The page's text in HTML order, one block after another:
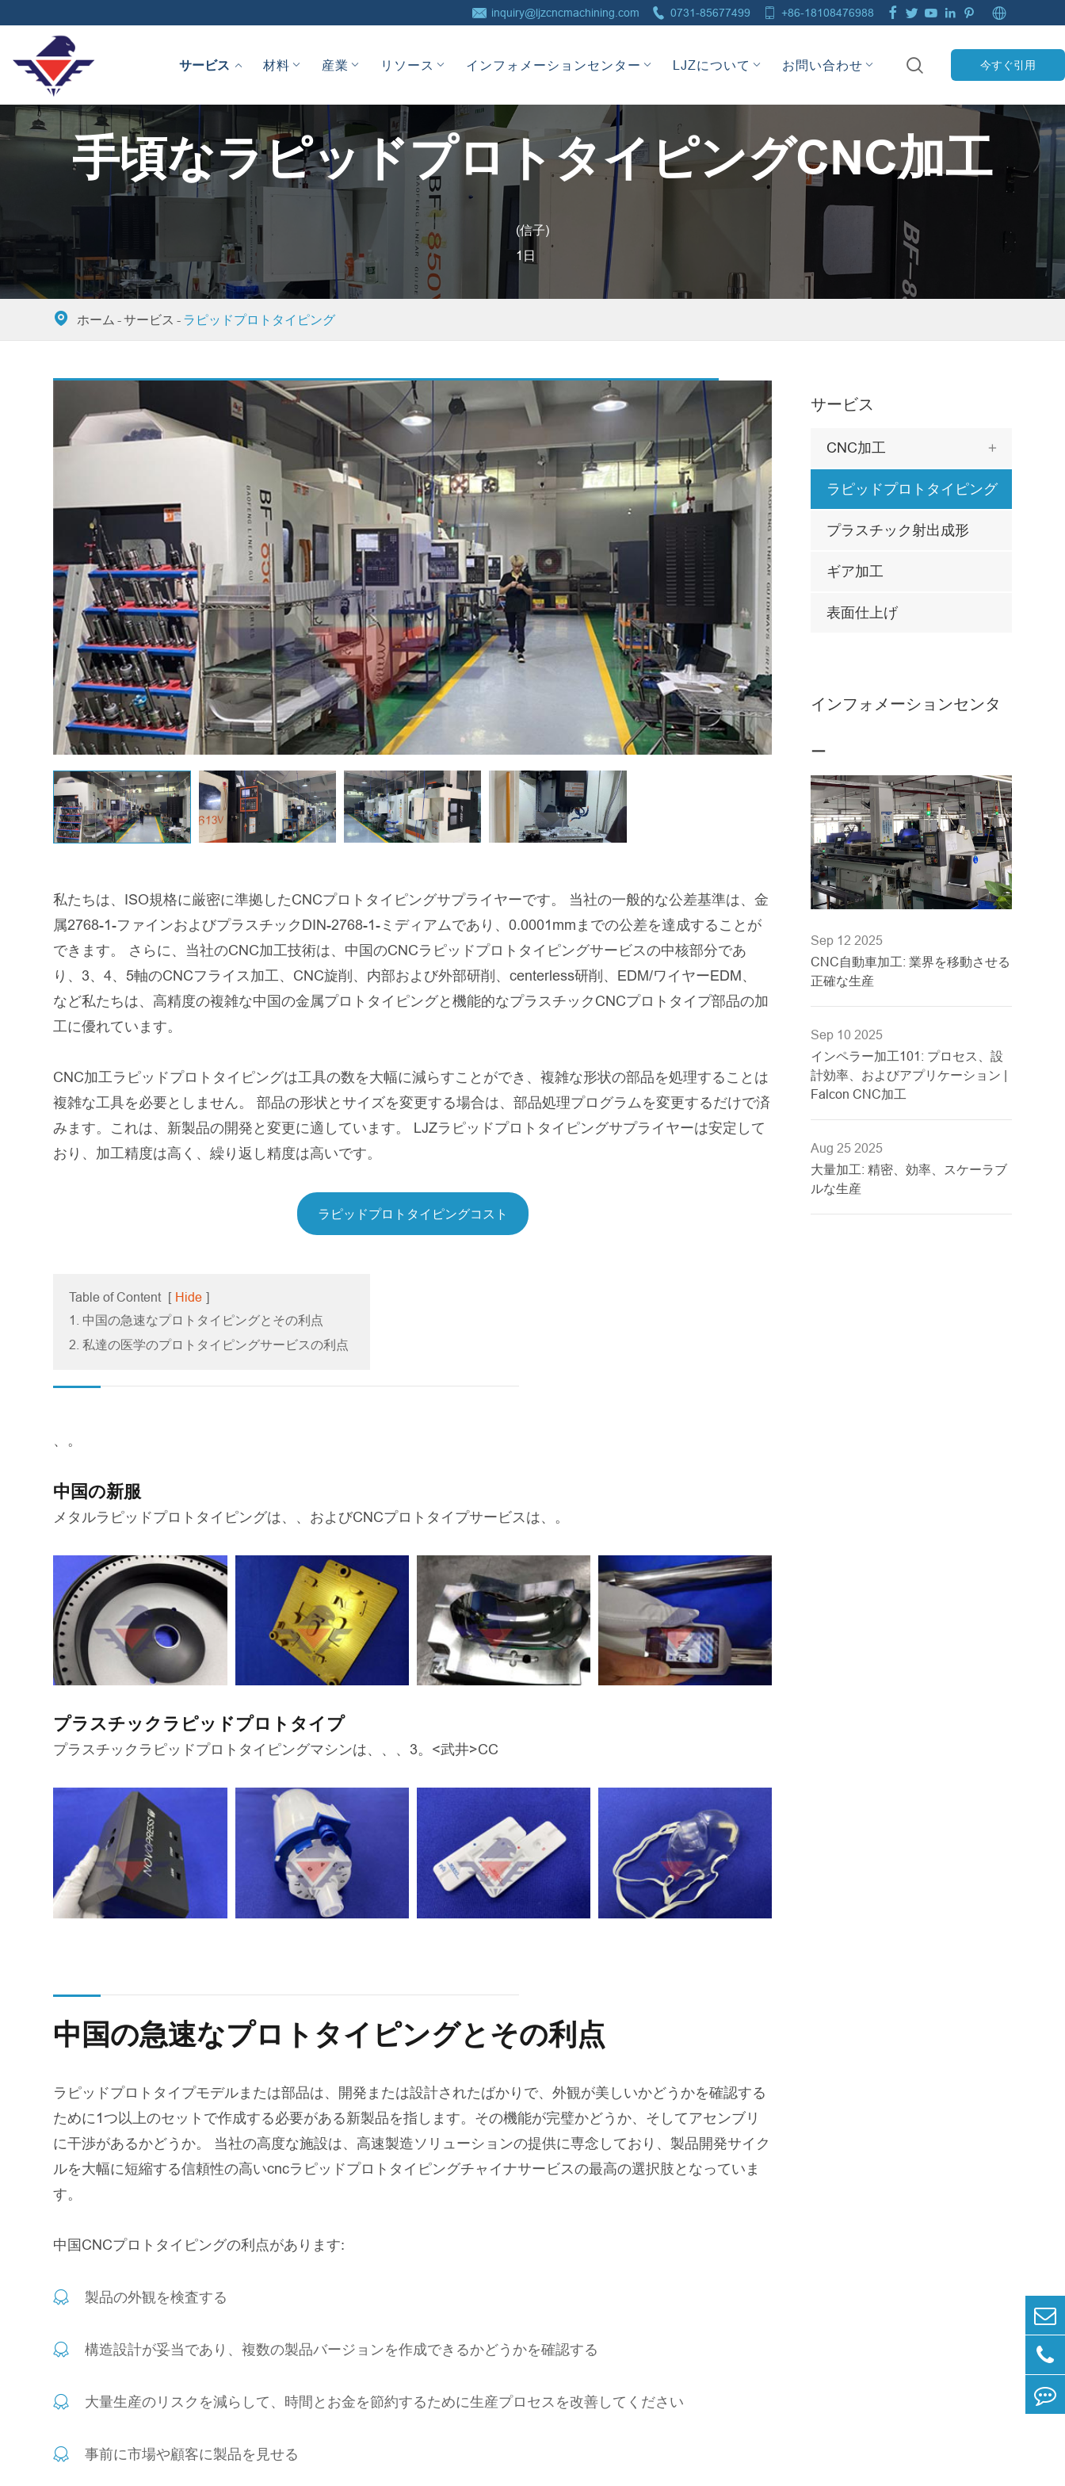
 inquiry@ljzcncmachining.com  0731-85677499  +86-18108476988      
材料
産業 リソース インフォメーションセンター LJZについて お問い合わせ  今すぐ引用
手頃なラピッドプロトタイピングCNC加工
(信子)
1日
 ホーム サービス ラピッドプロトタイピング
私たちは、ISO規格に厳密に準拠したCNCプロトタイピングサプライヤーです。 当社の一般的な公差基準は、金
属2768-1-ファインおよびプラスチックDIN-2768-1-ミディアムであり、0.0001mmまでの公差を達成することが
できます。 さらに、当社のCNC加工技術は、中国のCNCラピッドプロトタイピングサービスの中核部分であ
り、3、4、5軸のCNCフライス加工、CNC旋削、内部および外部研削、centerless研削、EDM/ワイヤーEDM、
など私たちは、高精度の複雑な中国の金属プロトタイピングと機能的なプラスチックCNCプロトタイプ部品の加
工に優れています。
CNC加工ラピッドプロトタイピングは工具の数を大幅に減らすことができ、複雑な形状の部品を処理することは
複雑な工具を必要としません。 部品の形状とサイズを変更する場合は、部品処理プログラムを変更するだけで済
みます。これは、新製品の開発と変更に適しています。 LJZラピッドプロトタイピングサプライヤーは安定して
おり、加工精度は高く、繰り返し精度は高いです。
ラピッドプロトタイピングコスト
Table of Content [ Hide ]
1. 中国の急速なプロトタイピングとその利点
2. 私達の医学のプロトタイピングサービスの利点
、。
中国の新服
メタルラピッドプロトタイピングは、、およびCNCプロトタイプサービスは、。
プラスチックラピッドプロトタイプ
プラスチックラピッドプロトタイピングマシンは、、、3。<武井>CC
中国の急速なプロトタイピングとその利点
ラピッドプロトタイプモデルまたは部品は、開発または設計されたばかりで、外観が美しいかどうかを確認する
ために1つ以上のセットで作成する必要がある新製品を指します。その機能が完璧かどうか、そしてアセンブリ
に干渉があるかどうか。 当社の高度な施設は、高速製造ソリューションの提供に専念しており、製品開発サイク
ルを大幅に短縮する信頼性の高いcncラピッドプロトタイピングチャイナサービスの最高の選択肢となっていま
す。
中国CNCプロトタイピングの利点があります:
製品の外観を検査する
構造設計が妥当であり、複数の製品バージョンを作成できるかどうかを確認する
大量生産のリスクを減らして、時間とお金を節約するために生産プロセスを改善してください
事前に市場や顧客に製品を見せる
サービス
CNC加工 
ラピッドプロトタイピング
プラスチック射出成形
ギア加工
表面仕上げ
インフォメーションセンタ
ー
Sep 12 2025
CNC自動車加工: 業界を移動させる
正確な生産
Sep 10 2025
インペラー加工101: プロセス、設
計効率、およびアプリケーション |
Falcon CNC加工
Aug 25 2025
大量加工: 精密、効率、スケーラブ
ルな生産